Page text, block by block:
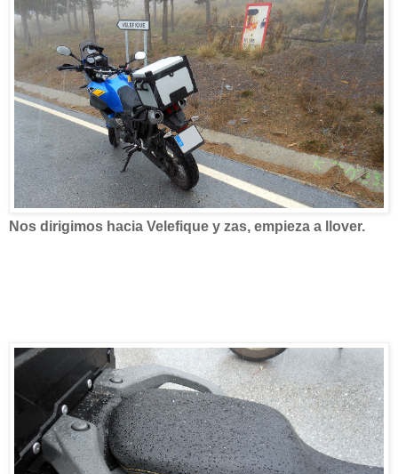
Nos dirigimos hacia Velefique y zas, empieza a llover.